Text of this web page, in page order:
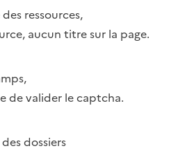
ressources,
aucun titre sur la page.
de valider le captcha.
dossiers